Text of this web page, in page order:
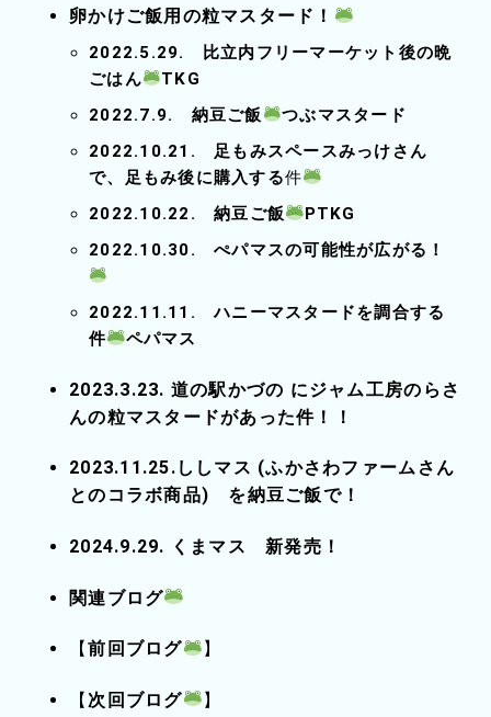
卵かけご飯用の粒マスタード！
2022.5.29. 比立内フリーマーケット後の晩
ごはん
TKG
2022.7.9. 納豆ご飯
つぶマスタード
2022.10.21. 足もみスペースみっけさん
で、足もみ後に購入する件
2022.10.22. 納豆ご飯
PTKG
2022.10.30. ぺパマスの可能性が広がる！
2022.11.11. ハニーマスタードを調合する
件
ペパマス
2023.3.23. 道の駅かづの にジャム工房のらさ
んの粒マスタードがあった件！！
2023.11.25.ししマス (ふかさわファームさん
とのコラボ商品) を納豆ご飯で！
2024.9.29. くまマス 新発売！
関連ブログ
【前回ブログ 】
【 次回ブログ 】